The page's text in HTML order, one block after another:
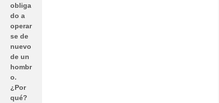
obliga
do a
operar
se de
nuevo
de un
hombr
o.
¿Por
qué?